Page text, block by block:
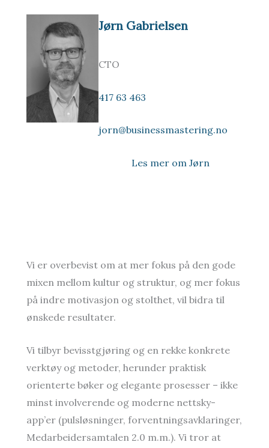
Jørn Gabrielsen
CTO
417 63 463
jorn@businessmastering.no
Les mer om Jørn
Vi er overbevist om at mer fokus på den gode
mixen mellom kultur og struktur, og mer fokus
på indre motivasjon og stolthet, vil bidra til
ønskede resultater.
Vi tilbyr bevisstgjøring og en rekke konkrete
verktøy og metoder, herunder praktisk
orienterte bøker og elegante prosesser – ikke
minst involverende og moderne nettsky-
app’er (pulsløsninger, forventningsavklaringer,
Medarbeidersamtalen 2.0 m.m.). Vi tror at